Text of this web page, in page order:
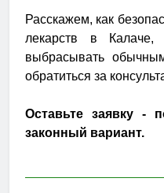
Расскажем, как
лекарств в Калаче,
выбрасывать
обратиться за
Оставьте заявку -
законный вариант.